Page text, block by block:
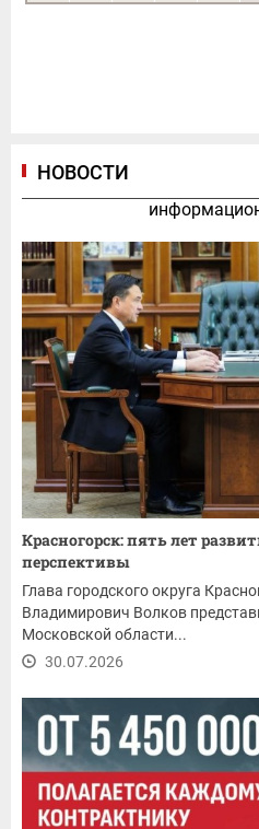
НОВОСТИ
Красногорск: пять лет
перспективы
Глава городского округа
Владимирович Волков
Московской области...
30.07.2026